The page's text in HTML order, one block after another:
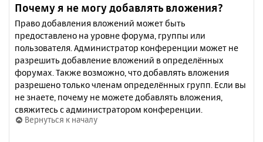
Почему я не могу добавлять вложения?
Право добавления вложений может быть
предоставлено на уровне форума, группы или
пользователя. Администратор конференции может не
разрешить добавление вложений в определённых
форумах. Также возможно, что добавлять вложения
разрешено только членам определённых групп. Если вы
не знаете, почему не можете добавлять вложения,
свяжитесь с администратором конференции.
Вернуться к началу